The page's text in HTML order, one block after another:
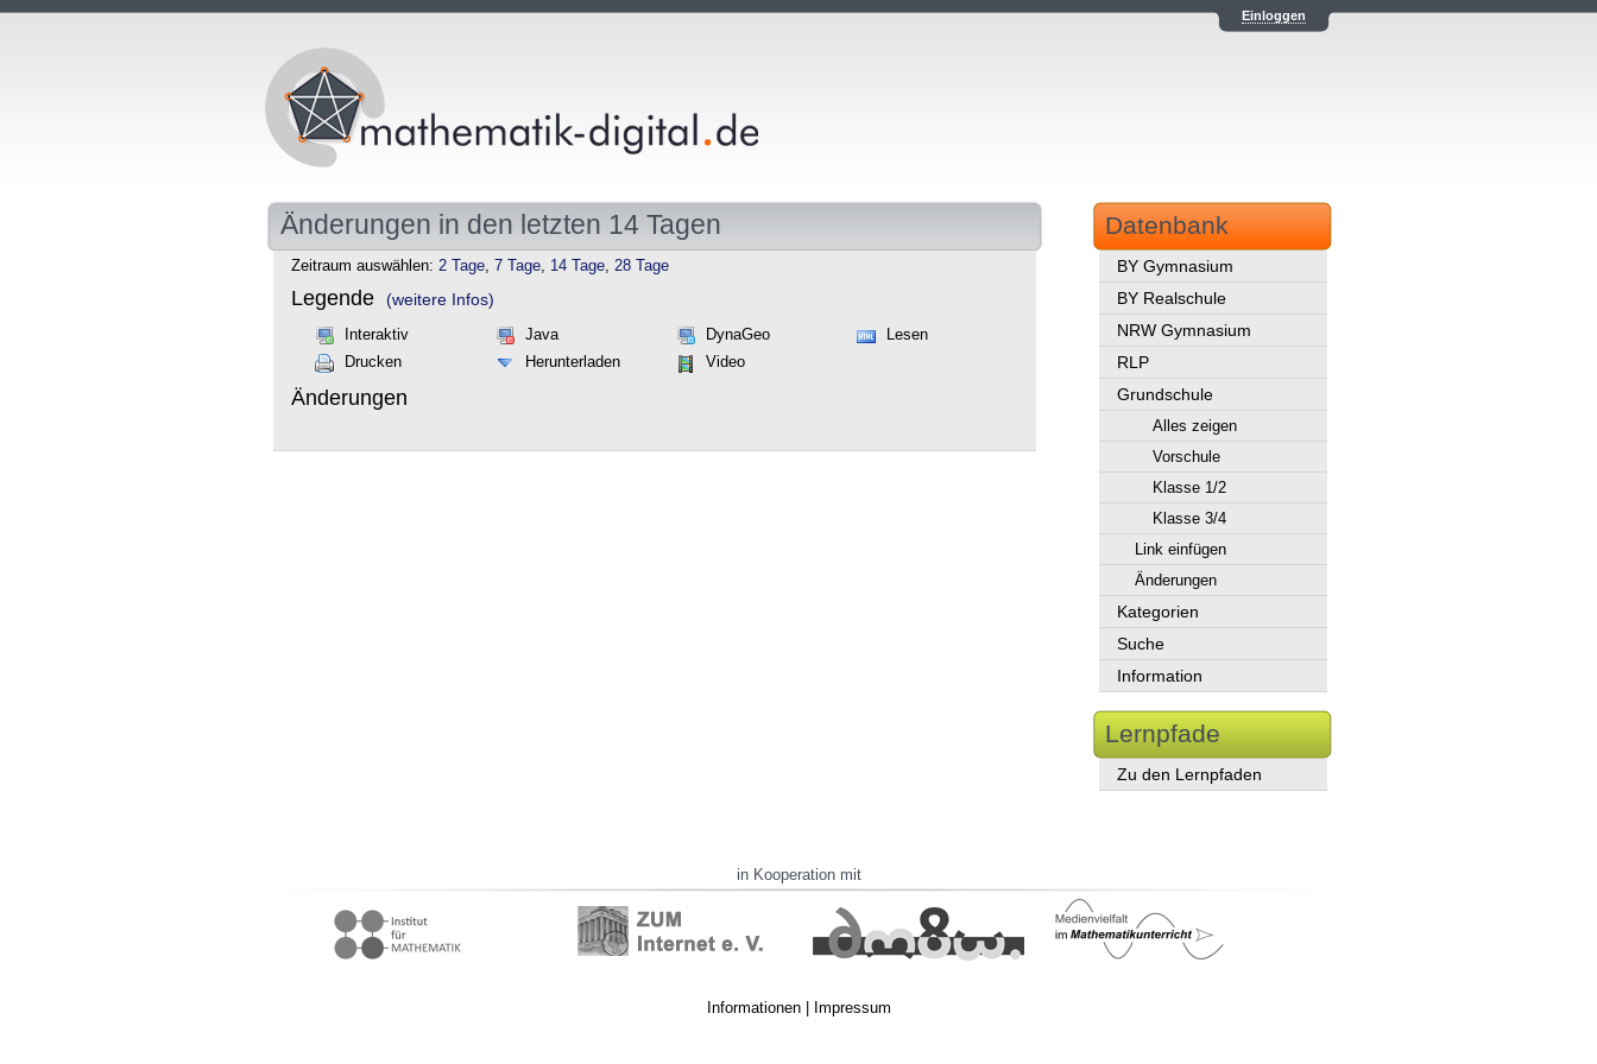
Einloggen
Änderungen in den letzten 14 Tagen
Zeitraum auswählen: 2 Tage, 7 Tage, 14 Tage, 28 Tage
Legende (weitere Infos)
Interaktiv Java DynaGeo
Lesen
Drucken
Herunterladen Video
Änderungen
Datenbank
BY Gymnasium
BY Realschule
NRW Gymnasium
RLP
Grundschule
Alles zeigen
Vorschule
Klasse 1/2
Klasse 3/4
Link einfügen
Änderungen
Kategorien
Suche
Information
Lernpfade
Zu den Lernpfaden
in Kooperation mit
Informationen| Impressum